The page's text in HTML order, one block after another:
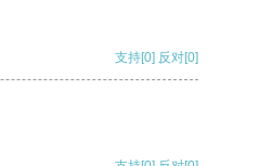
支持[0] 反对[0]